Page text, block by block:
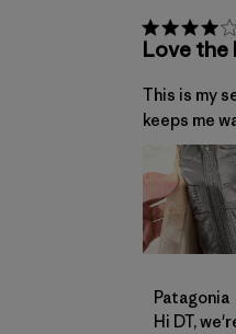
Love the
This is my
keeps me
Patagonia
Hi DT,